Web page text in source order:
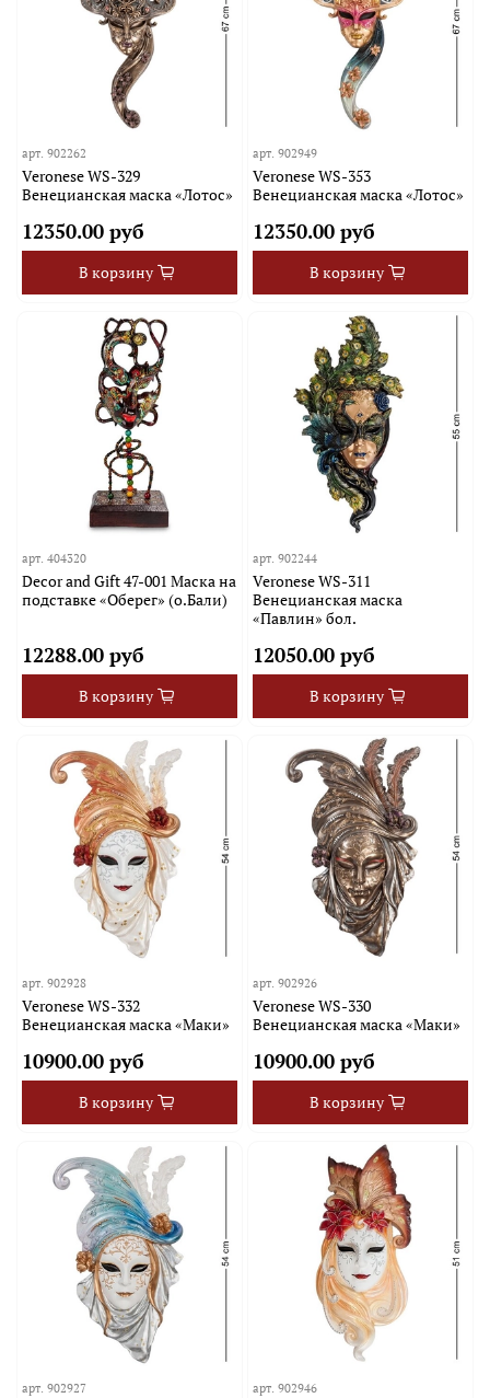
арт.902262
Veronese WS-329
Венецианская маска «Лотос»
12350.00 руб
В корзину
арт. 902949
Veronese WS-353
Венецианская маска «Лотос»
12350.00 руб
В корзину
арт.404320
Decor and Gift 47-001 Маска на
подставке «Оберег» (о.Бали)
12288.00 руб
В корзину
арт. 902244
Veronese WS-311
Венецианская маска
«Павлин» бол.
12050.00 руб
В корзину
арт.902928
Veronese WS-332
Венецианская маска «Маки»
10900.00 руб
В корзину
арт. 902926
Veronese WS-330
Венецианская маска «Маки»
10900.00 руб
В корзину
арт.902927 арт. 902946